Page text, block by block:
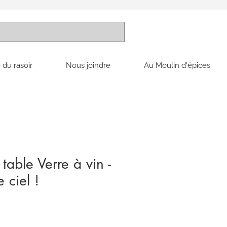
rasoir Nous joindre Au Moulin d'épices
Verre à vin -
ciel !